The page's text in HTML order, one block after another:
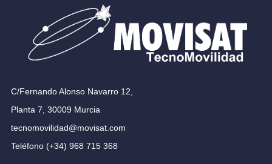
C/Fernando Alonso Navarro 12,
Planta 7, 30009 Murcia
tecnomovilidad@movisat.com
Teléfono (+34) 968 715 368